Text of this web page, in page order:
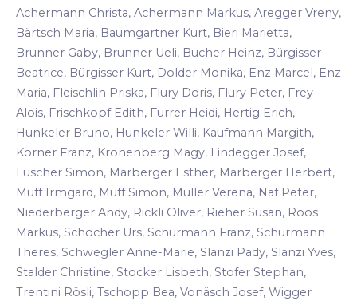
Achermann Christa, Achermann Markus, Aregger Vreny,
Bärtsch Maria, Baumgartner Kurt, Bieri Marietta,
Brunner Gaby, Brunner Ueli, Bucher Heinz, Bürgisser
Beatrice, Bürgisser Kurt, Dolder Monika, Enz Marcel, Enz
Maria, Fleischlin Priska, Flury Doris, Flury Peter, Frey
Alois, Frischkopf Edith, Furrer Heidi, Hertig Erich,
Hunkeler Bruno, Hunkeler Willi, Kaufmann Margith,
Korner Franz, Kronenberg Magy, Lindegger Josef,
Lüscher Simon, Marberger Esther, Marberger Herbert,
Muff Irmgard, Muff Simon, Müller Verena, Näf Peter,
Niederberger Andy, Rickli Oliver, Rieher Susan, Roos
Markus, Schocher Urs, Schürmann Franz, Schürmann
Theres, Schwegler Anne-Marie, Slanzi Pädy, Slanzi Yves,
Stalder Christine, Stocker Lisbeth, Stofer Stephan,
Trentini Rösli, Tschopp Bea, Vonäsch Josef, Wigger